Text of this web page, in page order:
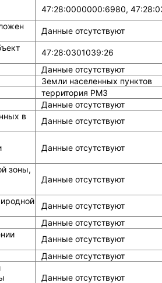
47:28:0000000:6980,
Данные отсутствуют
47:28:0301039:26
Данные отсутствуют
Земли населенных пунктов
территория РМЗ
Данные отсутствуют
в
Данные отсутствуют
Данные отсутствуют
зоны,
Данные отсутствуют
Данные отсутствуют
Данные отсутствуют
Данные отсутствуют
Данные отсутствуют
Данные отсутствуют